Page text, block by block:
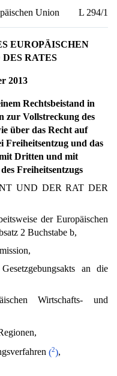
Union L 294/1
EUROPÄISCHEN
RATES
2013
Rechtsbeistand in
zur Vollstreckung des
über das Recht auf
Freiheitsentzug und das
Dritten und mit
Freiheitsentzugs
UND DER RAT DER
der Europäischen
2 Buchstabe b,
an die
Wirtschafts- und
(2),